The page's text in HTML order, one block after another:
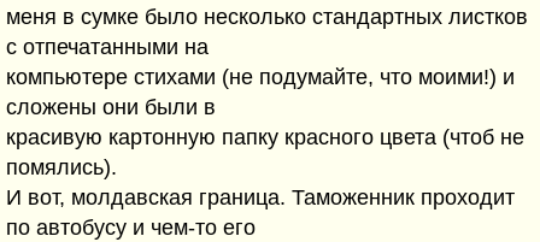
меня в сумке было несколько стандартных листков
с отпечатанными на
компьютере стихами (не подумайте, что моими!) и
сложены они были в
красивую картонную папку красного цвета (чтоб не
помялись).
И вот, молдавская граница. Таможенник проходит
по автобусу и чем-то его